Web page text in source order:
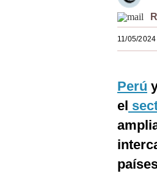
11/05/
Perú
el